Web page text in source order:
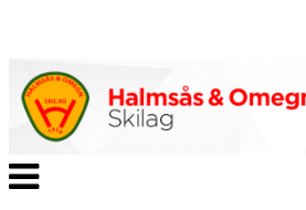
Veksle
navigasjon